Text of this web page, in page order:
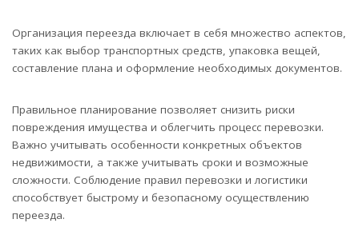
Организация переезда включает в себя множество аспектов,
таких как выбор транспортных средств, упаковка вещей,
составление плана и оформление необходимых документов.
Правильное планирование позволяет снизить риски
повреждения имущества и облегчить процесс перевозки.
Важно учитывать особенности конкретных объектов
недвижимости, а также учитывать сроки и возможные
сложности. Соблюдение правил перевозки и логистики
способствует быстрому и безопасному осуществлению
переезда.